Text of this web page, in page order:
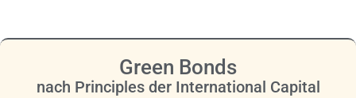
Green Bonds
nach Principles der International Capital